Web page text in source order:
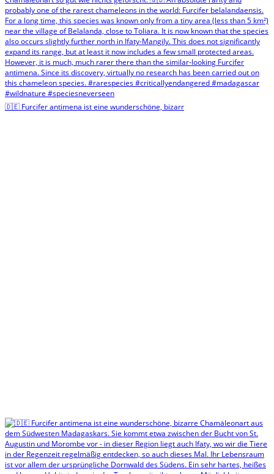
🇩🇪 Furcifer antimena ist eine wunderschöne, bizarr